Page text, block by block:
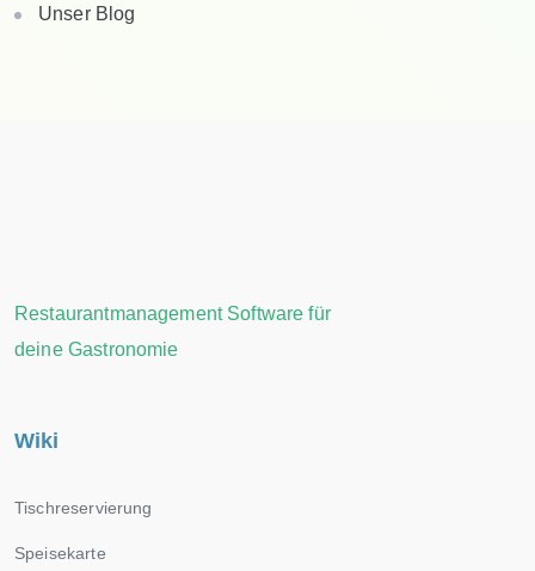
Unser Blog
Restaurantmanagement Software für
deine Gastronomie
Wiki
Tischreservierung
Speisekarte